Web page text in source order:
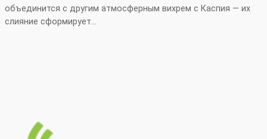
объединится с другим атмосферным вихрем с Каспия — их
слияние сформирует…